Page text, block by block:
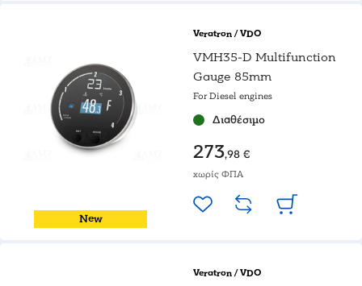
New
Veratron / VDO
VMH35-D Multifunction
Gauge 85mm
For Diesel engines
Διαθέσιμο
273,98 €
χωρίς ΦΠΑ
Veratron / VDO